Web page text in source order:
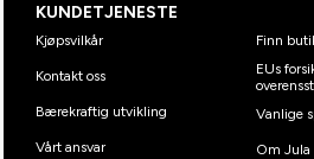
KUNDETJENESTE
Kjøpsvilkår
Kontakt oss
Bærekraftig utvikling
Vårt ansvar
Finn
EUs
Vanlige
Om Jula